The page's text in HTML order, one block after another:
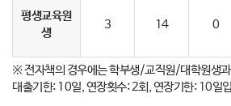
평생교육원
생
3 14 0
※ 전자책의 경우에는 학부생/교직원/대학원생
대출기한: 10일, 연장횟수: 2회, 연장기한: 10일